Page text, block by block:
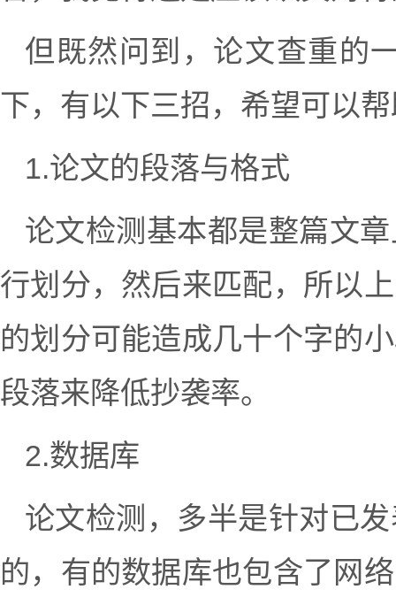
但既然问到，论文查重的
下，有以下三招，希望可以
1.论文的段落与格式
论文检测基本都是整篇文
行划分，然后来匹配，所以
的划分可能造成几十个字的
段落来降低抄袭率。
2.数据库
论文检测，多半是针对已
的，有的数据库也包含了网